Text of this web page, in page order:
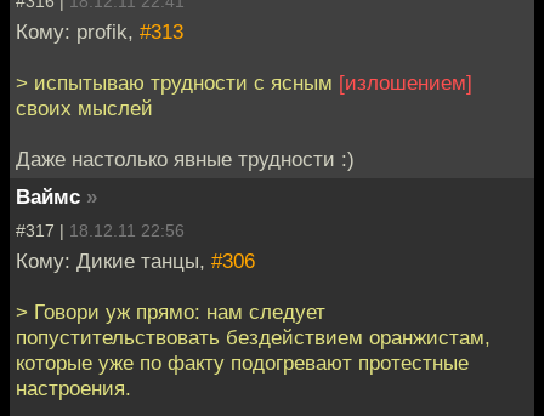
Кому: profik, #313
> испытываю трудности с ясным [излошением]
своих мыслей
Даже настолько явные трудности :)
Ваймс »
#317 | 18.12.11 22:56
Кому: Дикие танцы, #306
> Говори уж прямо: нам следует
попустительствовать бездействием оранжистам,
которые уже по факту подогревают протестные
настроения.